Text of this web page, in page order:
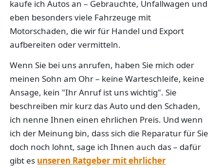
kaufe ich Autos an – Gebrauchte, Unfallwagen und
eben besonders viele Fahrzeuge mit
Motorschaden, die wir für Handel und Export
aufbereiten oder vermitteln.
Wenn Sie bei uns anrufen, haben Sie mich oder
meinen Sohn am Ohr – keine Warteschleife, keine
Ansage, kein "Ihr Anruf ist uns wichtig". Sie
beschreiben mir kurz das Auto und den Schaden,
ich nenne Ihnen einen ehrlichen Preis. Und wenn
ich der Meinung bin, dass sich die Reparatur für Sie
doch noch lohnt, sage ich Ihnen auch das – dafür
gibt es unseren Ratgeber mit ehrlicher